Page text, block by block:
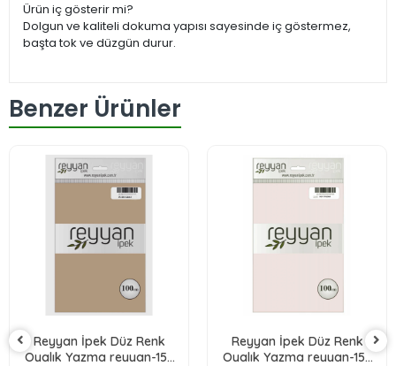
Ürün iç gösterir mi?
Dolgun ve kaliteli dokuma yapısı sayesinde iç göstermez,
başta tok ve düzgün durur.
Benzer Ürünler
Reyyan İpek Düz Renk
Oyalık Yazma reyyan-152
Reyyan İpek Düz Renk
Oyalık Yazma reyyan-154